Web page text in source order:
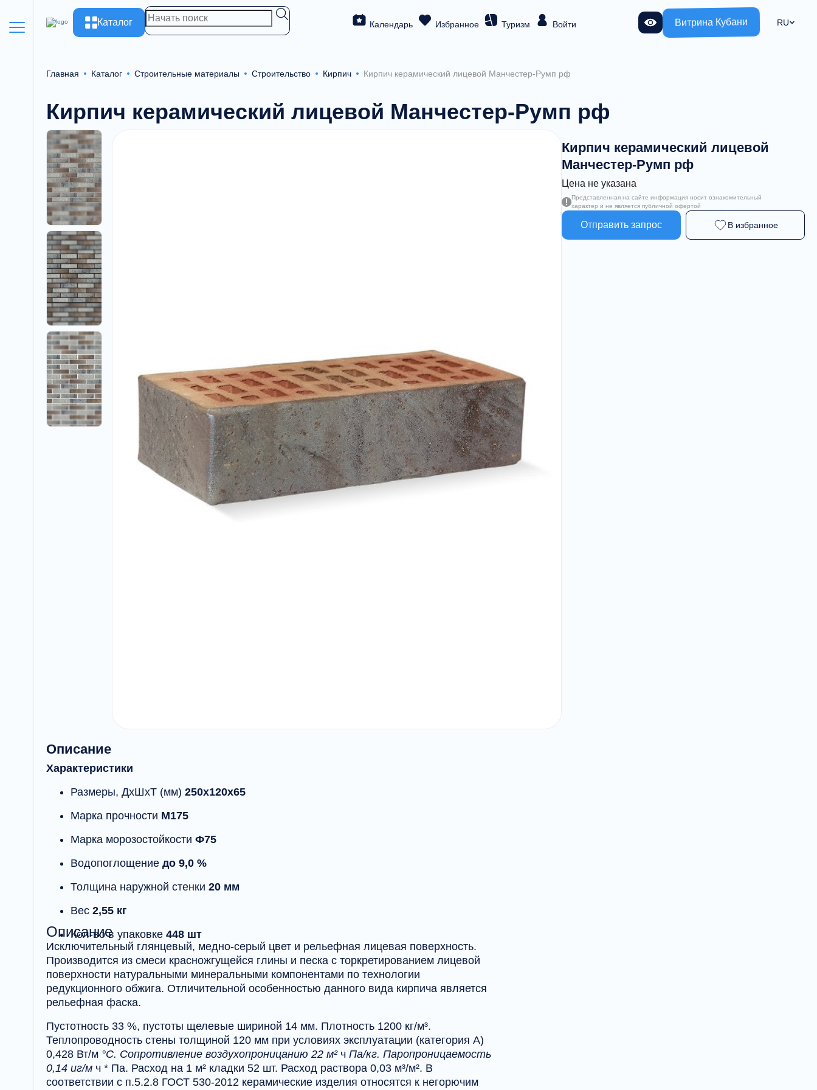
Каталог Календарь Избранное Туризм Войти Витрина Кубани RU
Главная Каталог Строительные материалы Строительство Кирпич Кирпич керамический лицевой Манчестер-Румп рф
Кирпич керамический лицевой Манчестер-Румп рф
Кирпич керамический лицевой
Манчестер-Румп рф
Цена не указана
Представленная на сайте информация носит ознакомительный
характер и не является публичной офертой
Отправить запрос В избранное
Описание
Характеристики
Размеры, ДхШхТ (мм) 250х120х65
Марка прочности М175
Марка морозостойкости Ф75
Водопоглощение до 9,0 %
Толщина наружной стенки 20 мм
Вес 2,55 кг
Кол-во в упаковке 448 шт
Описание
Исключительный глянцевый, медно-серый цвет и рельефная лицевая поверхность.
Производится из смеси красножгущейся глины и песка с торкретированием лицевой
поверхности натуральными минеральными компонентами по технологии
редукционного обжига. Отличительной особенностью данного вида кирпича является
рельефная фаска.
Пустотность 33 %, пустоты щелевые шириной 14 мм. Плотность 1200 кг/м³.
Теплопроводность стены толщиной 120 мм при условиях эксплуатации (категория А)
0,428 Вт/м °С. Сопротивление воздухопроницанию 22 м² ч Па/кг. Паропроницаемость
0,14 иг/м ч * Па. Расход на 1 м² кладки 52 шт. Расход раствора 0,03 м³/м². В
соответствии с п.5.2.8 ГОСТ 530-2012 керамические изделия относятся к негорючим